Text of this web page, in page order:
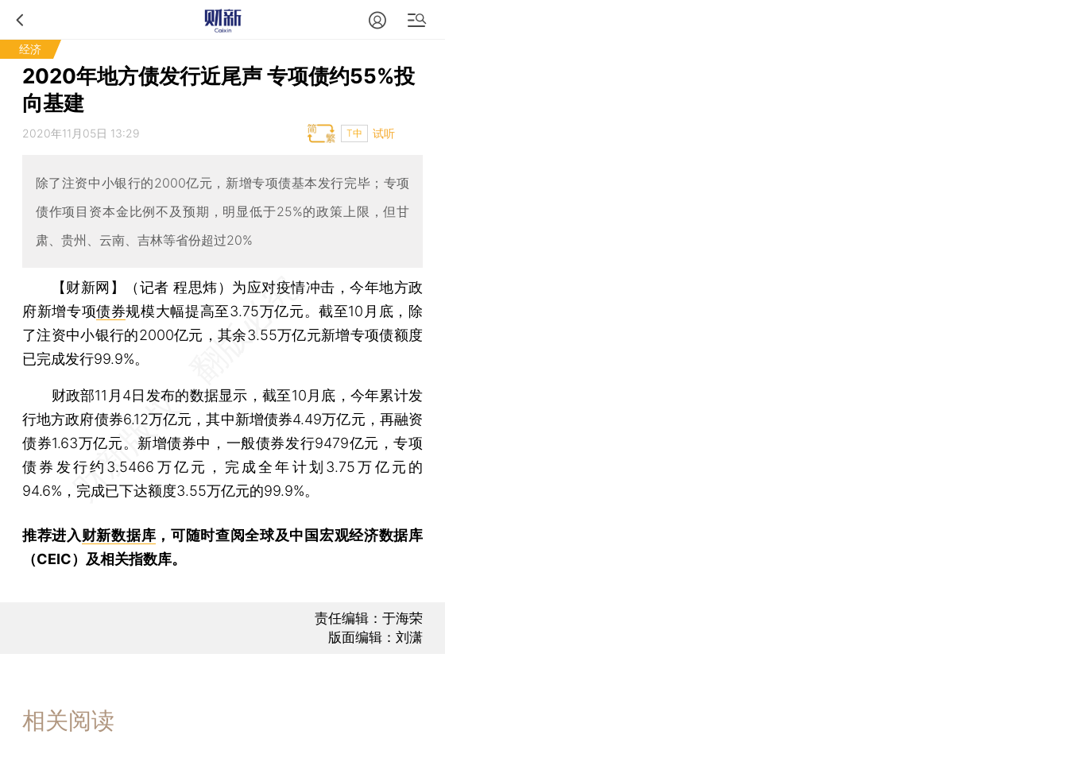
经济
2020年地方债发行近尾声 专项债约55%投
向基建
试听
2020年11月05日 13:29 T中
除了注资中小银行的2000亿元，新增专项债基本发行完毕；专项
债作项目资本金比例不及预期，明显低于25%的政策上限，但甘
肃、贵州、云南、吉林等省份超过20%
【财新网】（记者 程思炜） 为应对疫情冲击，今年地方政
府新增专项债券规模大幅提高至3.75万亿元。截至10月底，除
了注资中小银行的2000亿元，其余3.55万亿元新增专项债额度
已完成发行99.9%。
财政部11月4日发布的数据显示，截至10月底，今年累计发
行地方政府债券6.12万亿元，其中新增债券4.49万亿元，再融资
债券1.63万亿元。新增债券中，一般债券发行9479亿元，专项
债券发行约3.5466万亿元，完成全年计划3.75万亿元的
94.6%，完成已下达额度3.55万亿元的99.9%。
推荐进入财新数据库 ，可随时查阅全球及中国宏观经济数据库
（CEIC）及相关指数库。
责任编辑：于海荣
版面编辑：刘潇
相关阅读